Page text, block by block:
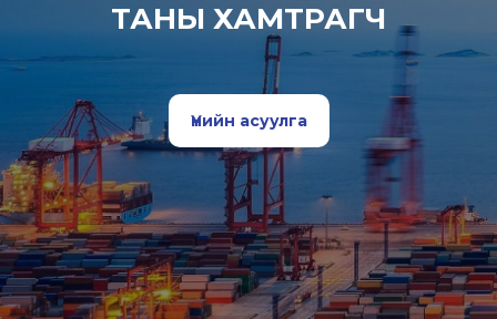
ТАНЫ ХАМТРАГЧ
Үнийн асуулга